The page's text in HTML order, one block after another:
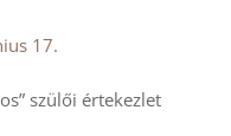
17.
szülői értekezlet